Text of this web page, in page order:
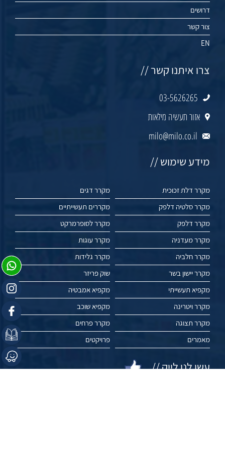
דרושים
צור קשר
EN
צרו איתנו קשר //
03-5626265
אזור תעשיה מילאות
milo@milo.co.il
מידע שימוש //
מקרר דלת זכוכית
מקרר דגים
מקרר סלטיה דלפק
מקררים תעשייתיים
מקרר דלפק
מקרר לסופרמרקט
מקרר מעדניה
מקרר עוגות
מקרר חלביה
מקרר גלידות
מקרר יישון בשר
שוק פריזר
מקפיא תעשייתי
מקפיא אמבטיה
מקרר ויטרינה
מקפיא שוכב
מקרר תצוגה
מקרר פרחים
מאמרים
פרויקטים
עשו לנו לייק //